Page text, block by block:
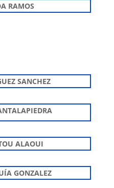
RAMOS
SANCHEZ
ALAOUI
GONZALEZ